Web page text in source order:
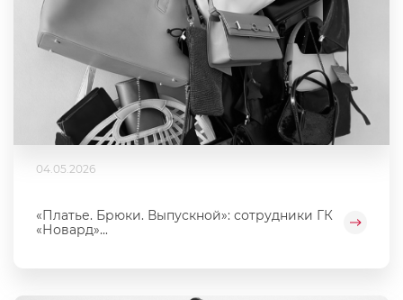
04.05.2026
«Платье. Брюки. Выпускной»: сотрудники ГК
«Новард»...